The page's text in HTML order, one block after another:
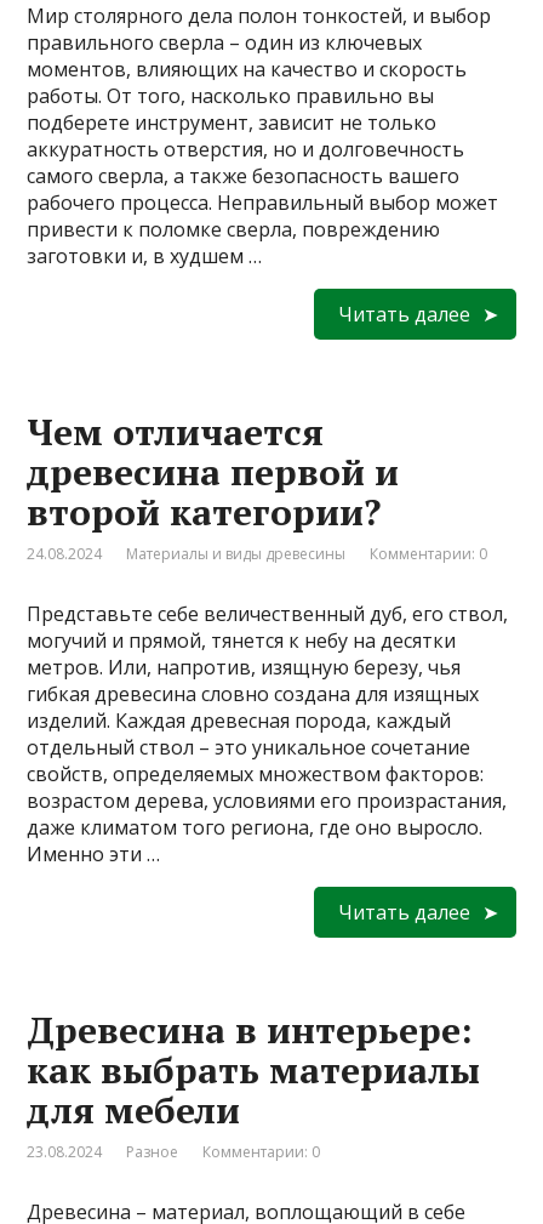
Мир столярного дела полон тонкостей, и выбор
правильного сверла – один из ключевых
моментов, влияющих на качество и скорость
работы. От того, насколько правильно вы
подберете инструмент, зависит не только
аккуратность отверстия, но и долговечность
самого сверла, а также безопасность вашего
рабочего процесса. Неправильный выбор может
привести к поломке сверла, повреждению
заготовки и, в худшем …
Читать далее
Чем отличается
древесина первой и
второй категории?
24.08.2024 Материалы и виды древесины Комментарии: 0
Представьте себе величественный дуб, его ствол,
могучий и прямой, тянется к небу на десятки
метров. Или, напротив, изящную березу, чья
гибкая древесина словно создана для изящных
изделий. Каждая древесная порода, каждый
отдельный ствол – это уникальное сочетание
свойств, определяемых множеством факторов:
возрастом дерева, условиями его произрастания,
даже климатом того региона, где оно выросло.
Именно эти …
Читать далее
Древесина в интерьере:
как выбрать материалы
для мебели
23.08.2024 Разное Комментарии: 0
Древесина – материал, воплощающий в себе